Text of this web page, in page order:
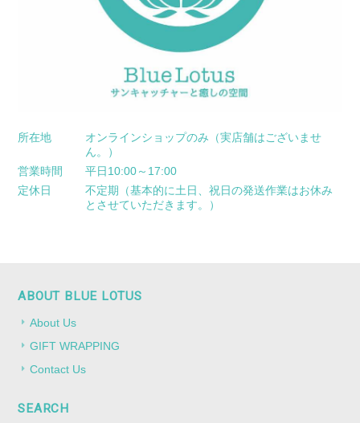
所在地
オンラインショップのみ（実店舗はございませ
ん。）
営業時間
平日10:00～17:00
定休日
不定期（基本的に土日、祝日の発送作業はお休み
とさせていただきます。）
ABOUT BLUE LOTUS
About Us
GIFT WRAPPING
Contact Us
SEARCH